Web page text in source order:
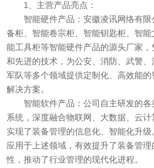
1、主营产品亮点：
智能硬件产品：安徽凌讯网络有限
备柜、智能卷宗柜、智能钥匙柜、智
能工具柜等智能硬件产品的源头厂家
和先进的技术，为公安、消防、武警、
军队等多个领域提供定制化、高效能
解决方案。
智能软件产品：公司自主研发的各
系统，深度融合物联网、大数据、云计
实现了装备管理的信息化、智能化升级
应用于上述领域，有效提升了装备管理
性，推动了行业管理的现代化进程。